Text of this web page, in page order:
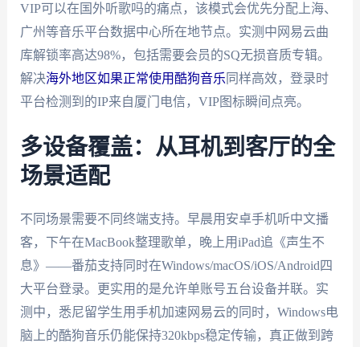
VIP可以在国外听歌吗的痛点，该模式会优先分配上海、
广州等音乐平台数据中心所在地节点。实测中网易云曲
库解锁率高达98%，包括需要会员的SQ无损音质专辑。
解决海外地区如果正常使用酷狗音乐 同样高效，登录时
平台检测到的IP来自厦门电信，VIP图标瞬间点亮。
多设备覆盖：从耳机到客厅的全
场景适配
不同场景需要不同终端支持。早晨用安卓手机听中文播
客，下午在MacBook整理歌单，晚上用iPad追《声生不
息》——番茄支持同时在Windows/macOS/iOS/Android四
大平台登录。更实用的是允许单账号五台设备并联。实
测中，悉尼留学生用手机加速网易云的同时，Windows电
脑上的酷狗音乐仍能保持320kbps稳定传输，真正做到跨